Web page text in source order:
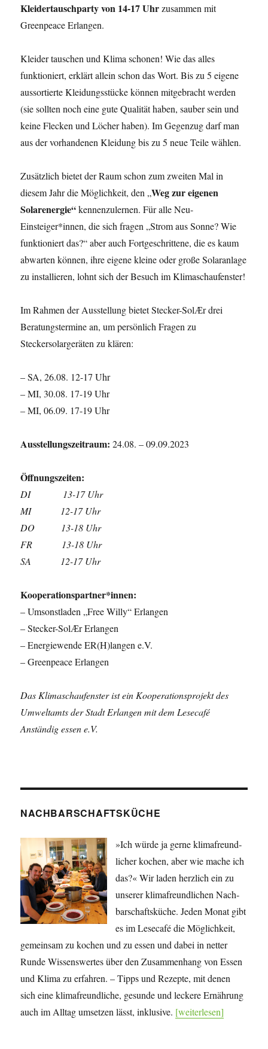
Kleidertauschparty von 14-17 Uhrzusammen mit
Greenpeace Erlangen.
Kleider tauschen und Klima schonen! Wie das alles
funktioniert, erklärt allein schon das Wort. Bis zu 5 eigene
aussortierte Kleidungsstücke können mitgebracht werden
(sie sollten noch eine gute Qualität haben, sauber sein und
keine Flecken und Löcher haben). Im Gegenzug darf man
aus der vorhandenen Kleidung bis zu 5 neue Teile wählen.
Zusätzlich bietet der Raum schon zum zweiten Mal in
diesem Jahr die Möglichkeit, den „Weg zur eigenen
Solarenergie“kennenzulernen. Für alle Neu-
Einsteiger*innen, die sich fragen „Strom aus Sonne? Wie
funktioniert das?“ aber auch Fortgeschrittene, die es kaum
abwarten können, ihre eigene kleine oder große Solaranlage
zu installieren, lohnt sich der Besuch im Klimaschaufenster!
Im Rahmen der Ausstellung bietet Stecker-SolӔr drei
Beratungstermine an, um persönlich Fragen zu
Steckersolargeräten zu klären:
– SA, 26.08. 12-17 Uhr
– MI, 30.08. 17-19 Uhr
– MI, 06.09. 17-19 Uhr
Ausstellungszeitraum: 24.08. – 09.09.2023
Öffnungszeiten:
DI 13-17 Uhr
MI 12-17 Uhr
DO 13-18 Uhr
FR 13-18 Uhr
SA 12-17 Uhr
Kooperationspartner*innen:
– Umsonstladen „Free Willy“ Erlangen
– Stecker-SolӔr Erlangen
– Energiewende ER(H)langen e.V.
– Greenpeace Erlangen
Das Klimaschaufenster ist ein Kooperationsprojekt des
Umweltamts der Stadt Erlangen mit dem Lesecafé
Anständig essen e.V.
NACHBARSCHAFTSKÜCHE
»Ich würde ja gerne klima­freund­
licher kochen, aber wie mache ich
das?« Wir laden herzlich ein zu
unserer klima­freund­lichen Nach­
bar­schafts­küche. Jeden Monat gibt
es im Lesecafé die Mög­lich­keit,
gemeinsam zu kochen und zu essen und dabei in netter
Runde Wissens­wertes über den Zu­sam­men­hang von Essen
und Klima zu erfahren. – Tipps und Rezepte, mit denen
sich eine klima­freundliche, gesunde und leckere Ernährung
auch im Alltag umsetzen lässt, inklusive. [weiterlesen]